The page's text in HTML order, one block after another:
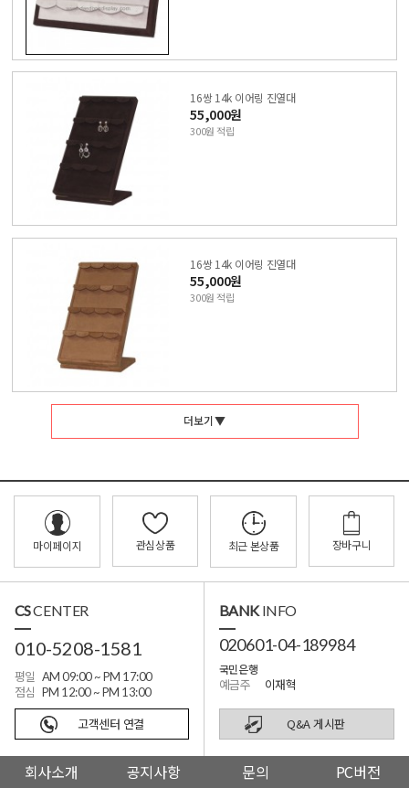
16쌍 14k 이어링 진열대
55,000원
300원 적립
16쌍 14k 이어링 진열대
55,000원
300원 적립
더보기 ▼
마이페이지 관심상품 최근 본상품 장바구니
CSCENTER
010-5208-1581
평일 AM 09:00 ~ PM 17:00
점심 PM 12:00 ~ PM 13:00
BANKINFO
020601-04-189984
국민은행
예금주 이재혁
고객센터 연결 Q&A 게시판
회사소개 공지사항 문의 PC버전